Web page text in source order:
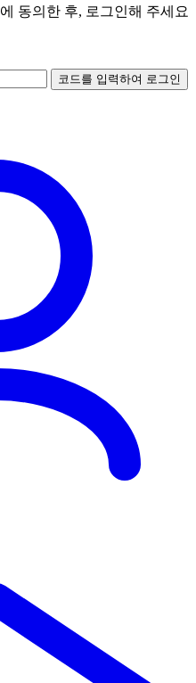
에 동의한 후, 로그인해 주세요
코드를 입력하여 로그인